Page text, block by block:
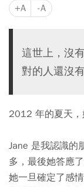
+A -A
這世上，沒
對的人還沒有
2012 年的夏天，
Jane 是我認識的
多，最後她答應
她一旦確定了感